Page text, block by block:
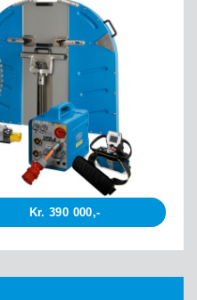
Kr. 390 000,-